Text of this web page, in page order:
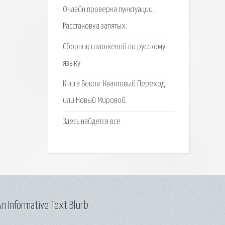
Онлайн проверка пунктуации.
Расстановка запятых.
Сборник изложений по русскому
языку.
Книга Веков: Квантовый Переход
или Новый Мировой.
Здесь найдется все.
Informative Text Blurb